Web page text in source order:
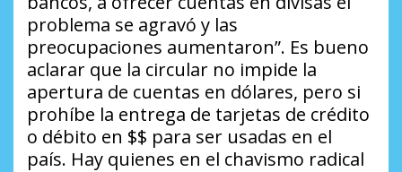
problema se agravó y las
preocupaciones aumentaron”. Es bueno
aclarar que la circular no impide la
apertura de cuentas en dólares, pero si
prohíbe la entrega de tarjetas de crédito
o débito en $$ para ser usadas en el
país. Hay quienes en el chavismo radical